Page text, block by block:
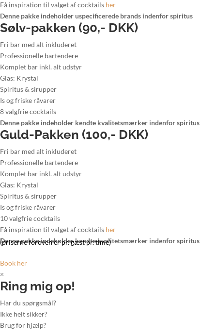
Få inspiration til valget af cocktails her
Denne pakke indeholder uspecificerede brands indenfor spiritus
Sølv-pakken (90,- DKK)
Fri bar med alt inkluderet
Professionelle bartendere
Komplet bar inkl. alt udstyr
Glas: Krystal
Spiritus & sirupper
Is og friske råvarer
8 valgfrie cocktails
Denne pakke indeholder kendte kvalitetsmærker indenfor spiritus
Guld-Pakken (100,- DKK)
Fri bar med alt inkluderet
Professionelle bartendere
Komplet bar inkl. alt udstyr
Glas: Krystal
Spiritus & sirupper
Is og friske råvarer
10 valgfrie cocktails
Få inspiration til valget af cocktails her
Denne pakke indeholder kendte kvalitetsmærker indenfor spiritus
(priserne foroven er pr. gæst pr. time)
Book her
×
Ring mig op!
Har du spørgsmål?
Ikke helt sikker?
Brug for hjælp?